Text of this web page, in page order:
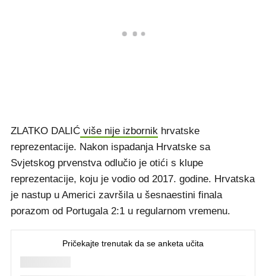
ZLATKO DALIĆ više nije izbornik hrvatske
reprezentacije. Nakon ispadanja Hrvatske sa
Svjetskog prvenstva odlučio je otići s klupe
reprezentacije, koju je vodio od 2017. godine. Hrvatska
je nastup u Americi završila u šesnaestini finala
porazom od Portugala 2:1 u regularnom vremenu.